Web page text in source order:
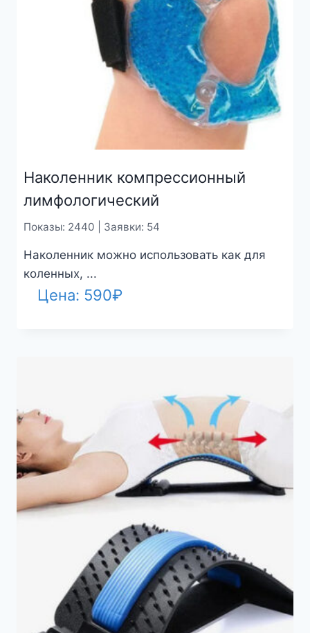
Наколенник компрессионный
лимфологический
Показы: 2440 | Заявки: 54
Наколенник можно использовать как для
коленных, ...
Цена: 590₽